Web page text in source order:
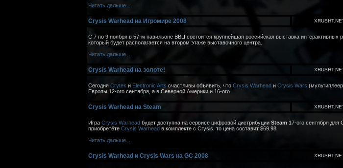
Читать дальше...
Crysis Warhead на Игромире 2008
С 7 по 9 ноября в 57-м павильоне ВВЦ состоится крупнейшая российская выставка интерактивных
который будет располагается на втором этаже выставочного центра.
Читать дальше...
Crysis Warhead на золоте!
Сегодня Crytek и Electronic Arts счастливы объявить, что Crysis Warheadи Crysis Wars
Европы 12-ого сентября, а в Северной Америки и 16-ого.
Crysis Warhead на Steam
Игра Crysis Warheadбудет доступна на сервисе цифровой дистрибуции Steam 17-ого сентября для
приобретёте Crysis Warheadв комплекте с Crysis, то цена составит $69.98.
Читать дальше...
Crysis Warhead и Crysis Wars на GC 2008